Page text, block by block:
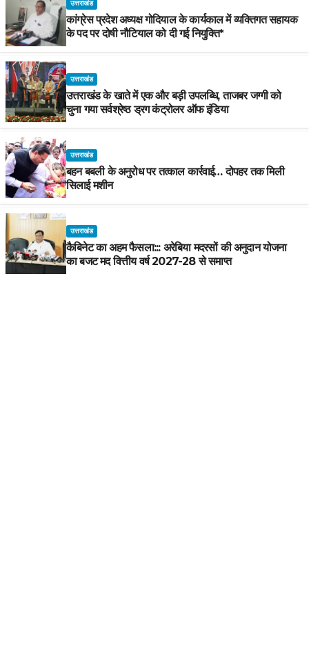
उत्तराखंड
कांग्रेस प्रदेश अध्यक्ष गोदियाल के कार्यकाल में व्यक्तिगत सहायक
के पद पर दोषी नौटियाल को दी गई नियुक्ति*
उत्तराखंड
उत्तराखंड के खाते में एक और बड़ी उपलब्धि, ताजबर जग्गी को
चुना गया सर्वश्रेष्ठ ड्रग कंट्रोलर ऑफ इंडिया
उत्तराखंड
बहन बबली के अनुरोध पर तत्काल कार्रवाई… दोपहर तक मिली
सिलाई मशीन
उत्तराखंड
कैबिनेट का अहम फैसला::: अरेबिया मदरसों की अनुदान योजना
का बजट मद वित्तीय वर्ष 2027-28 से समाप्त